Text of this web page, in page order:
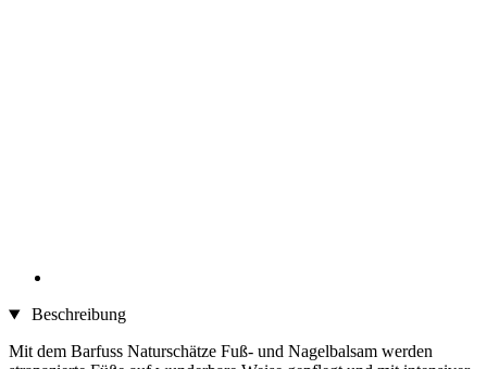
Beschreibung
Mit dem Barfuss Naturschätze Fuß- und Nagelbalsam werden